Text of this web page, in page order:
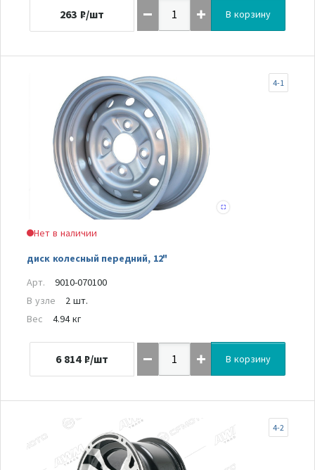
263 ₽/шт В корзину
Нет в наличии
диск колесный передний, 12"
4-1
Арт.
9010-070100
В узле
2 шт.
Вес
4.94 кг
6 814 ₽/шт В корзину
4-2